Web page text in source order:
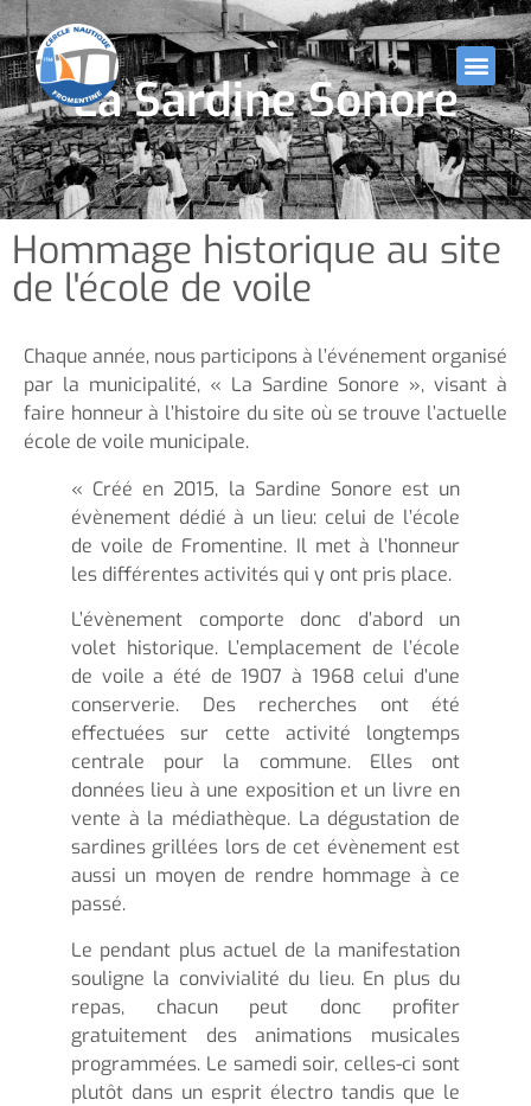
La Sardine Sonore
Hommage historique au site
de l'école de voile
Chaque année, nous participons à l’événement organisé
par la municipalité, « La Sardine Sonore », visant à
faire honneur à l’histoire du site où se trouve l’actuelle
école de voile municipale.
« Créé en 2015, la Sardine Sonore est un
évènement dédié à un lieu: celui de l’école
de voile de Fromentine. Il met à l’honneur
les différentes activités qui y ont pris place.
L’évènement comporte donc d’abord un
volet historique. L’emplacement de l’école
de voile a été de 1907 à 1968 celui d’une
conserverie. Des recherches ont été
effectuées sur cette activité longtemps
centrale pour la commune. Elles ont
données lieu à une exposition et un livre en
vente à la médiathèque. La dégustation de
sardines grillées lors de cet évènement est
aussi un moyen de rendre hommage à ce
passé.
Le pendant plus actuel de la manifestation
souligne la convivialité du lieu. En plus du
repas, chacun peut donc profiter
gratuitement des animations musicales
programmées. Le samedi soir, celles-ci sont
plutôt dans un esprit électro tandis que le